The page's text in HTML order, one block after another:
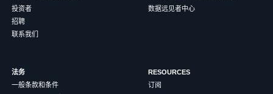
投资者
招聘
联系我们
数据远见者中心
法务
一般条款和条件
RESOURCES
订阅